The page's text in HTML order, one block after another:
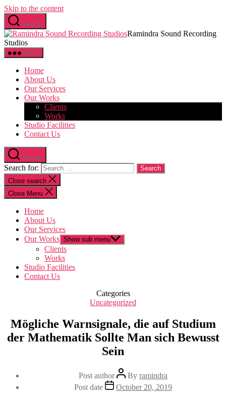
Skip to the content
Search
Ramindra Sound Recording
Studios
Menu
Home
About Us
Our Services
Our Works
Clients
Works
Studio Facilities
Contact Us
Search
Search for:
Close search
Close Menu
Home
About Us
Our Services
Our Works Show sub menu
Clients
Works
Studio Facilities
Contact Us
Categories
Uncategorized
Mögliche Warnsignale, die auf Studium
der Mathematik Sollte Man sich Bewusst
Sein
Post author By ramindra
Post date
October 20, 2019